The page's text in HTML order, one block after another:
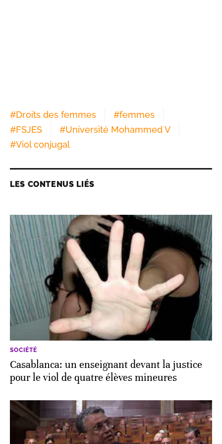
#Droits des femmes #femmes
#FSJES #Université Mohammed V
#Viol conjugal
LES CONTENUS LIÉS
SOCIÉTÉ
Casablanca: un enseignant devant la justice
pour le viol de quatre élèves mineures